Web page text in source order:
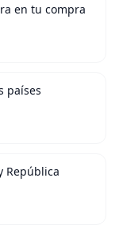
en tu compra
países
República